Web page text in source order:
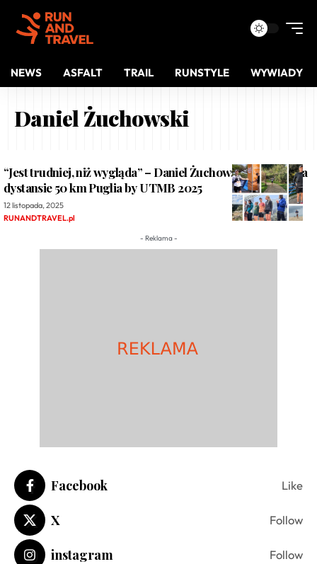
NEWS ASFALT TRAIL RUNSTYLE WYWIADY
Daniel Żuchowski
“Jest trudniej, niż wygląda” – Daniel Żuchowski o starcie na
dystansie 50 km Puglia by UTMB 2025
12 listopada, 2025
RUNANDTRAVEL.pl
- Reklama -
Facebook Like
X Follow
instagram Follow